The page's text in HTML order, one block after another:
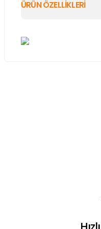
ÜRÜN ÖZELLİKLERİ